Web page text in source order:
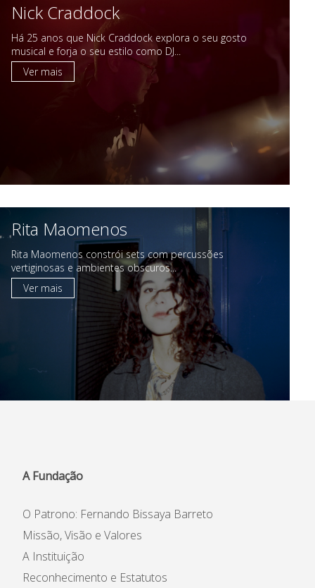
Nick Craddock
Há 25 anos que Nick Craddock explora o seu gosto
musical e forja o seu estilo como DJ...
Ver mais
Rita Maomenos
Rita Maomenos constrói sets com percussões
vertiginosas e ambientes obscuros...
Ver mais
A Fundação
O Patrono: Fernando Bissaya Barreto
Missão, Visão e Valores
A Instituição
Reconhecimento e Estatutos